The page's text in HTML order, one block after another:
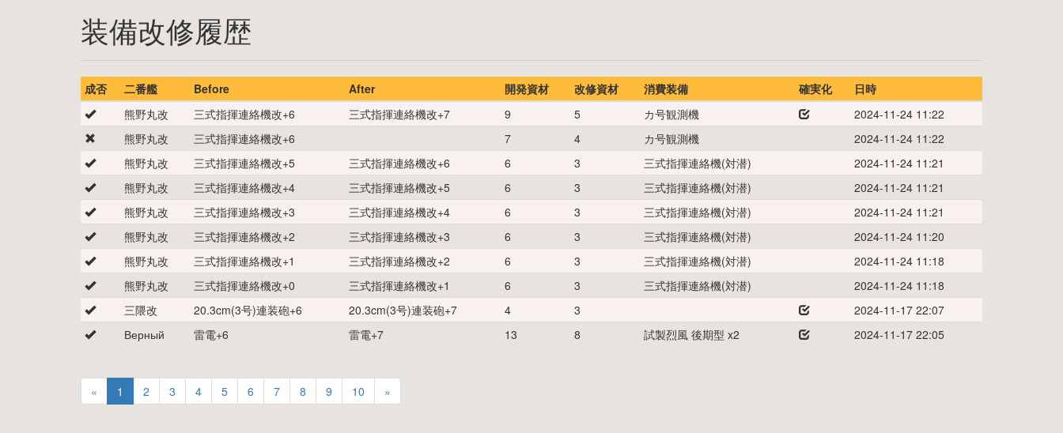
装備改修履歴
成否 二番艦 Before After 開発資材 改修資材 消費装備 確実化
日時
熊野丸改
三式指揮連絡機改+6 三式指揮連絡機改+7 9 5 カ号観測機
2024-11-24 11:22
熊野丸改
三式指揮連絡機改+6 7 4 カ号観測機
2024-11-24 11:22
熊野丸改
三式指揮連絡機改+5 三式指揮連絡機改+6 6 3 三式指揮連絡機(対潜)
2024-11-24 11:21
熊野丸改
三式指揮連絡機改+4 三式指揮連絡機改+5 6 3 三式指揮連絡機(対潜)
2024-11-24 11:21
熊野丸改
三式指揮連絡機改+3 三式指揮連絡機改+4 6 3 三式指揮連絡機(対潜)
2024-11-24 11:21
熊野丸改
三式指揮連絡機改+2 三式指揮連絡機改+3 6 3 三式指揮連絡機(対潜)
2024-11-24 11:20
熊野丸改
三式指揮連絡機改+1 三式指揮連絡機改+2 6 3 三式指揮連絡機(対潜)
2024-11-24 11:18
熊野丸改
三式指揮連絡機改+0 三式指揮連絡機改+1 6 3 三式指揮連絡機(対潜)
2024-11-24 11:18
三隈改
20.3cm(3号)連装砲+6 20.3cm(3号)連装砲+7 4 3
2024-11-17 22:07
Верный
雷電+6 雷電+7 13 8 試製烈風 後期型 x2 2024-11-17 22:05
« 1 2 3 4 5 6 7 8 9 10 »